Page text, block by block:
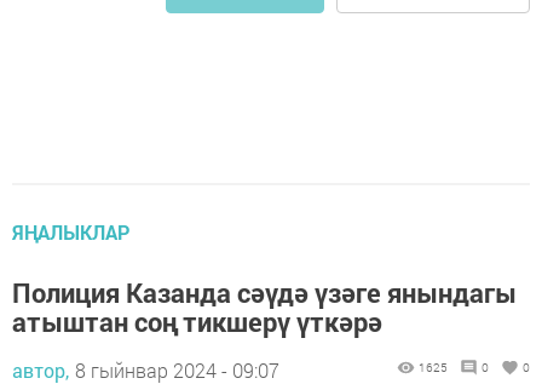
ЯҢАЛЫКЛАР
Полиция Казанда сәүдә үзәге янындагы
атыштан соң тикшерү үткәрә
автор, 8 гыйнвар 2024 - 09:07 1625 0 0